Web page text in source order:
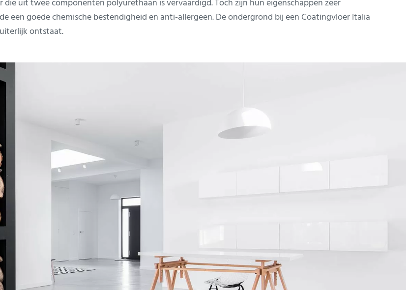
uit twee componenten polyurethaan is vervaardigd. Toch zijn hun eigenschappen zeer
een goede chemische bestendigheid en anti-allergeen. De ondergrond bij een Coatingvloer Italia
ontstaat.